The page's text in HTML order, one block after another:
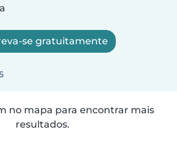
se gratuitamente
no mapa para encontrar mais
resultados.